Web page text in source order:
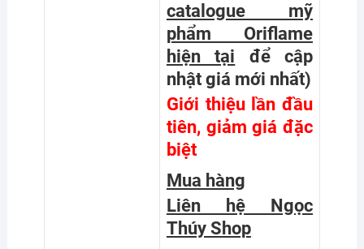
catalogue mỹ
phẩm Oriflame
hiện tại
để cập
nhật giá mới nhất)
Giới thiệu lần đầu
tiên, giảm giá đặc
biệt
Mua hàng
Liên hệ Ngọc
Thúy Shop